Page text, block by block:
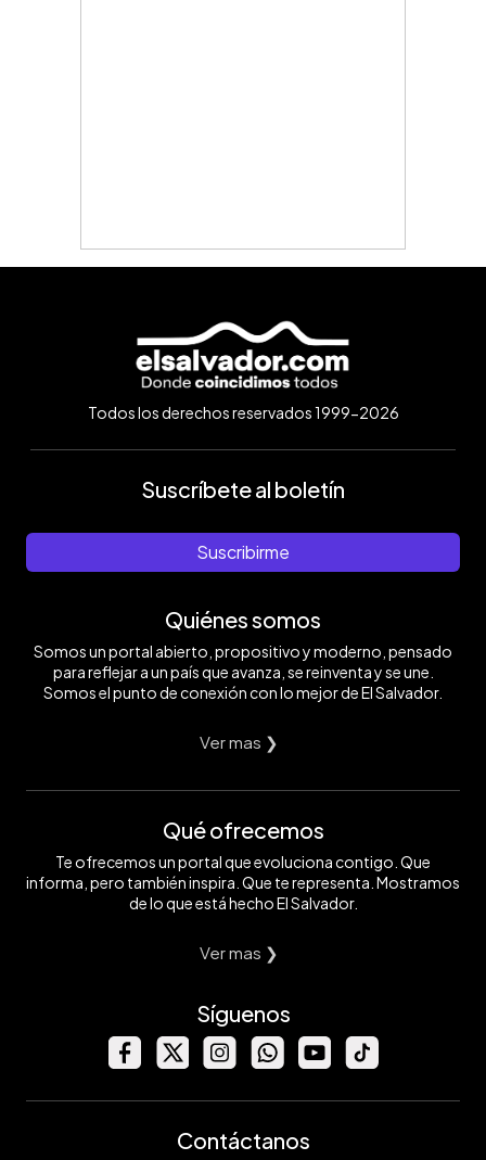
Todos los derechos reservados 1999-2026
Suscríbete al boletín
Suscribirme
Quiénes somos
Somos un portal abierto, propositivo y moderno, pensado
para reflejar a un país que avanza, se reinventa y se une.
Somos el punto de conexión con lo mejor de El Salvador.
Ver mas ❯
Qué ofrecemos
Te ofrecemos un portal que evoluciona contigo. Que
informa, pero también inspira. Que te representa. Mostramos
de lo que está hecho El Salvador.
Ver mas ❯
Síguenos
Contáctanos